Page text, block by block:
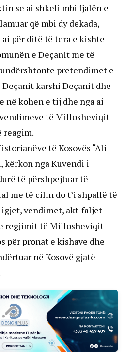
se ai shkeli mbi fjalën e
që mbi dy dekada,
për ditë të tera e kishte
e Deçanit me të
pretendimet e
karshi Deçanit dhe
në kohen e tij dhe nga ai
të Millosheviqit
reagim.
të Kosovës “Ali
kërkon nga Kuvendi i
të përshpejtuar të
me të cilin do t’i shpallë të
vendimet, akt-faljet
regjimit të Millosheviqit
për pronat e kishave dhe
në Kosovë gjatë